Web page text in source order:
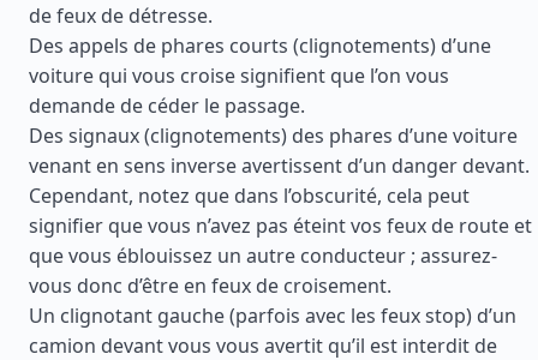
de feux de détresse.
Des appels de phares courts (clignotements) d’une
voiture qui vous croise signifient que l’on vous
demande de céder le passage.
Des signaux (clignotements) des phares d’une voiture
venant en sens inverse avertissent d’un danger devant.
Cependant, notez que dans l’obscurité, cela peut
signifier que vous n’avez pas éteint vos feux de route et
que vous éblouissez un autre conducteur ; assurez-
vous donc d’être en feux de croisement.
Un clignotant gauche (parfois avec les feux stop) d’un
camion devant vous vous avertit qu’il est interdit de